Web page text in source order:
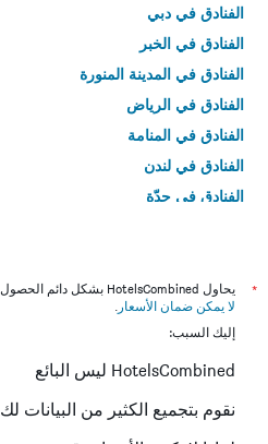
الفنادق في دبي
الفنادق في الخبر
الفنادق في المدينة المنورة
الفنادق في الرياض
الفنادق في المنامة
الفنادق في لندن
الفنادق في جدّة
*
يحاول HotelsCombined بشكل دائم الحصول على الأسعار الدقيقة، ولكن
لا يمكن ضمان الأسعار .
إليك السبب:
HotelsCombined ليس البائع
نقوم بتجميع الكثير من البيانات لك